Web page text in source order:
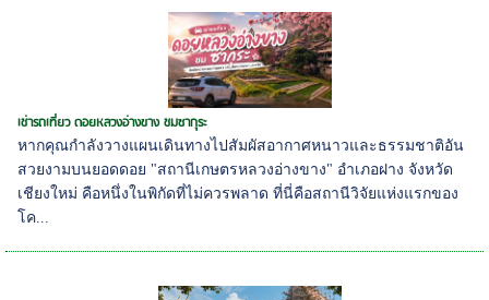
เช่ารถเที่ยว ดอยหลวงอ่างขาง ชมซากุระ
หากคุณกำลังวางแผนเดินทางไปสัมผัสอากาศหนาวและธรรมชาติอัน
สวยงามบนยอดดอย "สถานีเกษตรหลวงอ่างขาง" อำเภอฝาง จังหวัด
เชียงใหม่ คือหนึ่งในพิกัดที่ไม่ควรพลาด ที่นี่คือสถานีวิจัยแห่งแรกของ
โค...